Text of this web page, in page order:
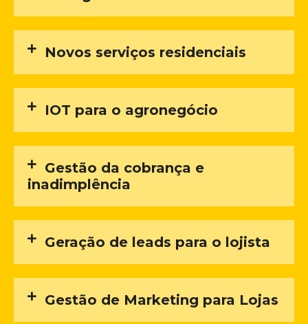
Novos serviços residenciais
IOT para o agronegócio
Gestão da cobrança e
inadimplência
Geração de leads para o lojista
Gestão de Marketing para Lojas